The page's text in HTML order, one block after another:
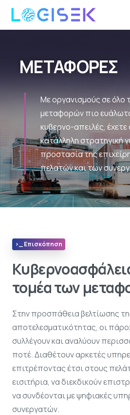
ΜΕΤΑΦΟΡΕΣ
Με οργανισμούς σε όλο
μεταφορών πιο
κυβερνο-απειλές, έχετε
κατάλληλη στρατηγική
προστασία της
πελατών και των
>_ Επισκόπηση
τομέα των
Στην προσπάθεια βελτίωσης
αποτελεσματικότητας, οι
συλλέγουν και αναλύουν
ποτέ. Διαθέτουν αρκετές
επιτρέποντας έτσι στους
εισιτήρια, να διεκδικούν
να συνδέονται με ψηφιακές
συνεργατών.